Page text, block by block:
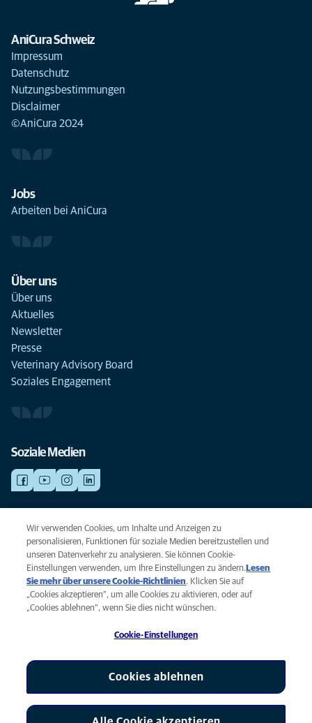
AniCura Schweiz
Impressum
Datenschutz
Nutzungsbestimmungen
Disclaimer
©AniCura 2024
Jobs
Arbeiten bei AniCura
Über uns
Über uns
Aktuelles
Newsletter
Presse
Veterinary Advisory Board
Soziales Engagement
Soziale Medien
NOTDIENSTE
Finden Sie hier Standorte mit Notfall-Service. Weil Ihr Tier die beste
Versorgung verdient.
Privacy
Legal
AniCura ist eine Tochtergesellschaft von Mars, Inc © 2026
Wir verwenden Cookies, um Inhalte und Anzeigen zu
personalisieren, Funktionen für soziale Medien bereitzustellen und
unseren Datenverkehr zu analysieren. Sie können Cookie-
Einstellungen verwenden, um Ihre Einstellungen zu ändern. Lesen
Sie mehr über unsere Cookie-Richtlinien(opens in a new tab)
. Klicken Sie auf
„Cookies akzeptieren“, um alle Cookies zu aktivieren, oder auf
„Cookies ablehnen“, wenn Sie dies nicht wünschen.
Cookie-Einstellungen
Cookies ablehnen